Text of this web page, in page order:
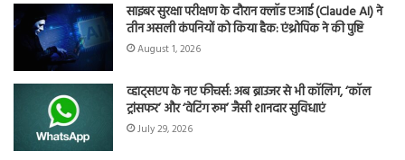
साइबर सुरक्षा परीक्षण के दौरान क्लॉड एआई (Claude AI) ने
तीन असली कंपनियों को किया हैक: एंथ्रोपिक ने की पुष्टि
August 1, 2026
व्हाट्सएप के नए फीचर्स: अब ब्राउजर से भी कॉलिंग, ‘कॉल
ट्रांसफर’ और ‘वेटिंग रूम’ जैसी शानदार सुविधाएं
July 29, 2026